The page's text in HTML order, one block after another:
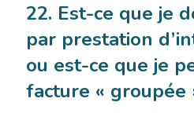
22. Est-ce que je
par prestation
ou est-ce que je
facture « groupée